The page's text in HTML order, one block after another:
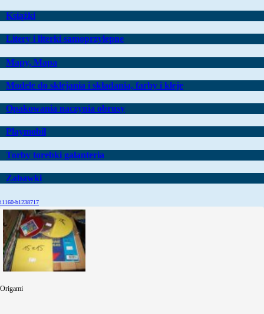
Książki
Litery i literki samoprzylepne
Mapy, Mapa
Modele do sklejania i składania, farby i kleje
Opakowania naczynia obrusy
Playmobil
Torby torebki galanteria
Zabawki
i1160-b1238717
Origami